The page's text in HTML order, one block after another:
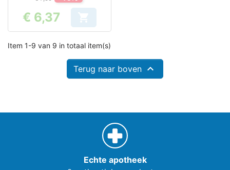
€ 6,37 
Item 1-9 van 9 in totaal item(s)
Terug naar boven 
Echte apotheek